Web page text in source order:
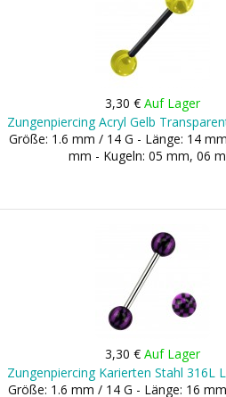
3,30 €Auf Lager
Zungenpiercing Acryl Gelb
Größe: 1.6 mm / 14 G - Länge: 14
mm - Kugeln: 05 mm, 06
3,30 €Auf Lager
Zungenpiercing Karierten Stahl 316L
Größe: 1.6 mm / 14 G - Länge: 16